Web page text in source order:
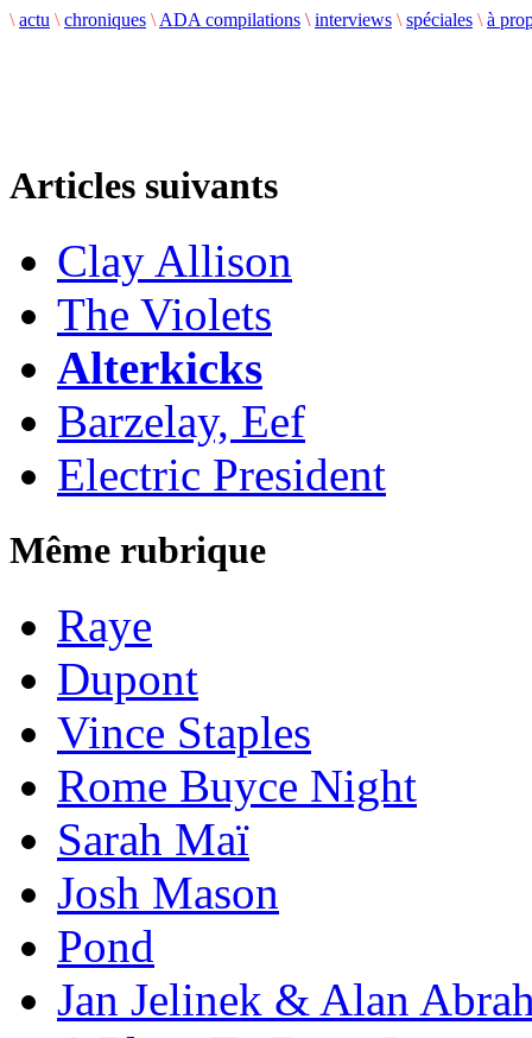
\ actu \ chroniques \ ADA compilations \ interviews \ spéciales \ à
Articles suivants
Clay Allison
The Violets
Alterkicks
Barzelay, Eef
Electric President
Même rubrique
Raye
Dupont
Vince Staples
Rome Buyce Night
Sarah Maï
Josh Mason
Pond
Jan Jelinek & Alan